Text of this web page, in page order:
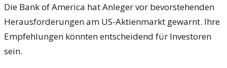
Die Bank of America hat Anleger vor bevorstehenden
Herausforderungen am US-Aktienmarkt gewarnt. Ihre
Empfehlungen könnten entscheidend für Investoren
sein.